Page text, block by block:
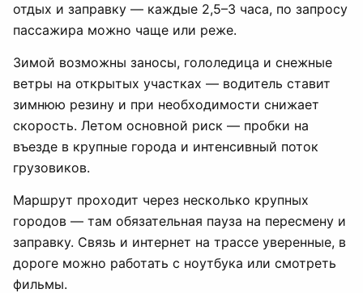
отдых и заправку — каждые 2,5–3 часа, по запросу
пассажира можно чаще или реже.
Зимой возможны заносы, гололедица и снежные
ветры на открытых участках — водитель ставит
зимнюю резину и при необходимости снижает
скорость. Летом основной риск — пробки на
въезде в крупные города и интенсивный поток
грузовиков.
Маршрут проходит через несколько крупных
городов — там обязательная пауза на пересмену и
заправку. Связь и интернет на трассе уверенные, в
дороге можно работать с ноутбука или смотреть
фильмы.